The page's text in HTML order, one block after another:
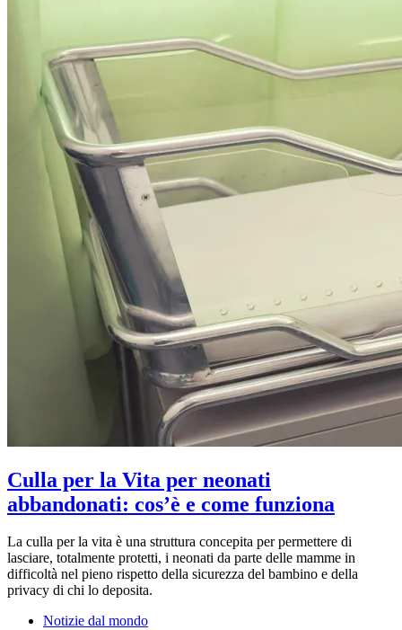
Culla per la Vita per neonati
abbandonati: cos’è e come funziona
La culla per la vita è una struttura concepita per permettere di
lasciare, totalmente protetti, i neonati da parte delle mamme in
difficoltà nel pieno rispetto della sicurezza del bambino e della
privacy di chi lo deposita.
Notizie dal mondo